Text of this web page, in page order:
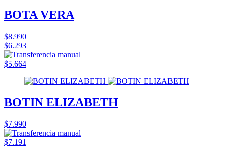
BOTA VERA
$8.990
$6.293
$5.664
BOTIN ELIZABETH
$7.990
$7.191